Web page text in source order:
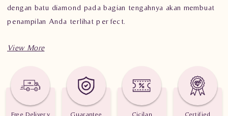
dengan batu diamond pada bagian tengahnya akan membuat
penampilan Anda terlihat perfect.
Berat : 8.910 gram
Jumlah berlian : 106 buah
Free Delivery
Guarantee
Cicilan
Certified